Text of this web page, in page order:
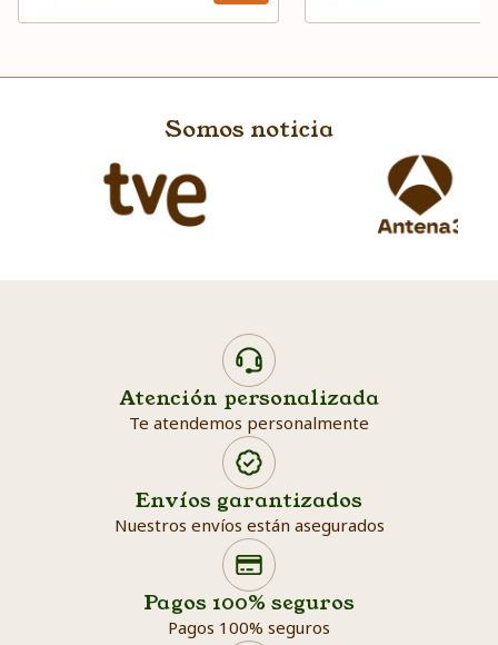
Somos noticia
Atención personalizada
Te atendemos personalmente
Envíos garantizados
Nuestros envíos están asegurados
Pagos 100% seguros
Pagos 100% seguros
Search products